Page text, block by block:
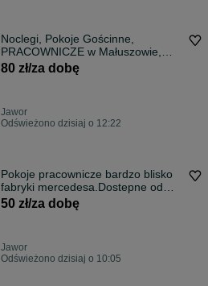
Noclegi, Pokoje Gościnne,
PRACOWNICZE w Małuszowie,
DLA FIRM
80 zł/za dobę
Jawor
Odświeżono dzisiaj o 12:22
Pokoje pracownicze bardzo blisko
fabryki mercedesa.Dostepne od
06.07.2026
50 zł/za dobę
Jawor
Odświeżono dzisiaj o 10:05